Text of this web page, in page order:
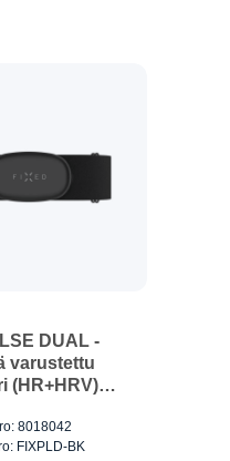
DUAL -
varustettu
(HR+HRV)
8018042
FIXPLD-BK